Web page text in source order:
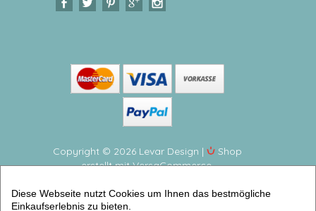
Copyright © 2026 Levar Design |
Shop
erstellt mit VersaCommerce.
personalisiertes Geschenk zur Geburt für Babys
Diese Webseite nutzt Cookies um Ihnen das bestmögliche
Einkaufserlebnis zu bieten.